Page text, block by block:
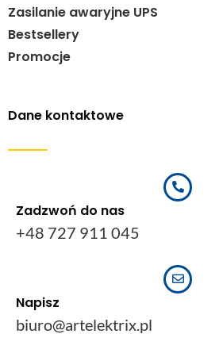
Zasilanie awaryjne UPS
Bestsellery
Promocje
Dane kontaktowe
Zadzwoń do nas
+48 727 911 045
Napisz
biuro@artelektrix.pl